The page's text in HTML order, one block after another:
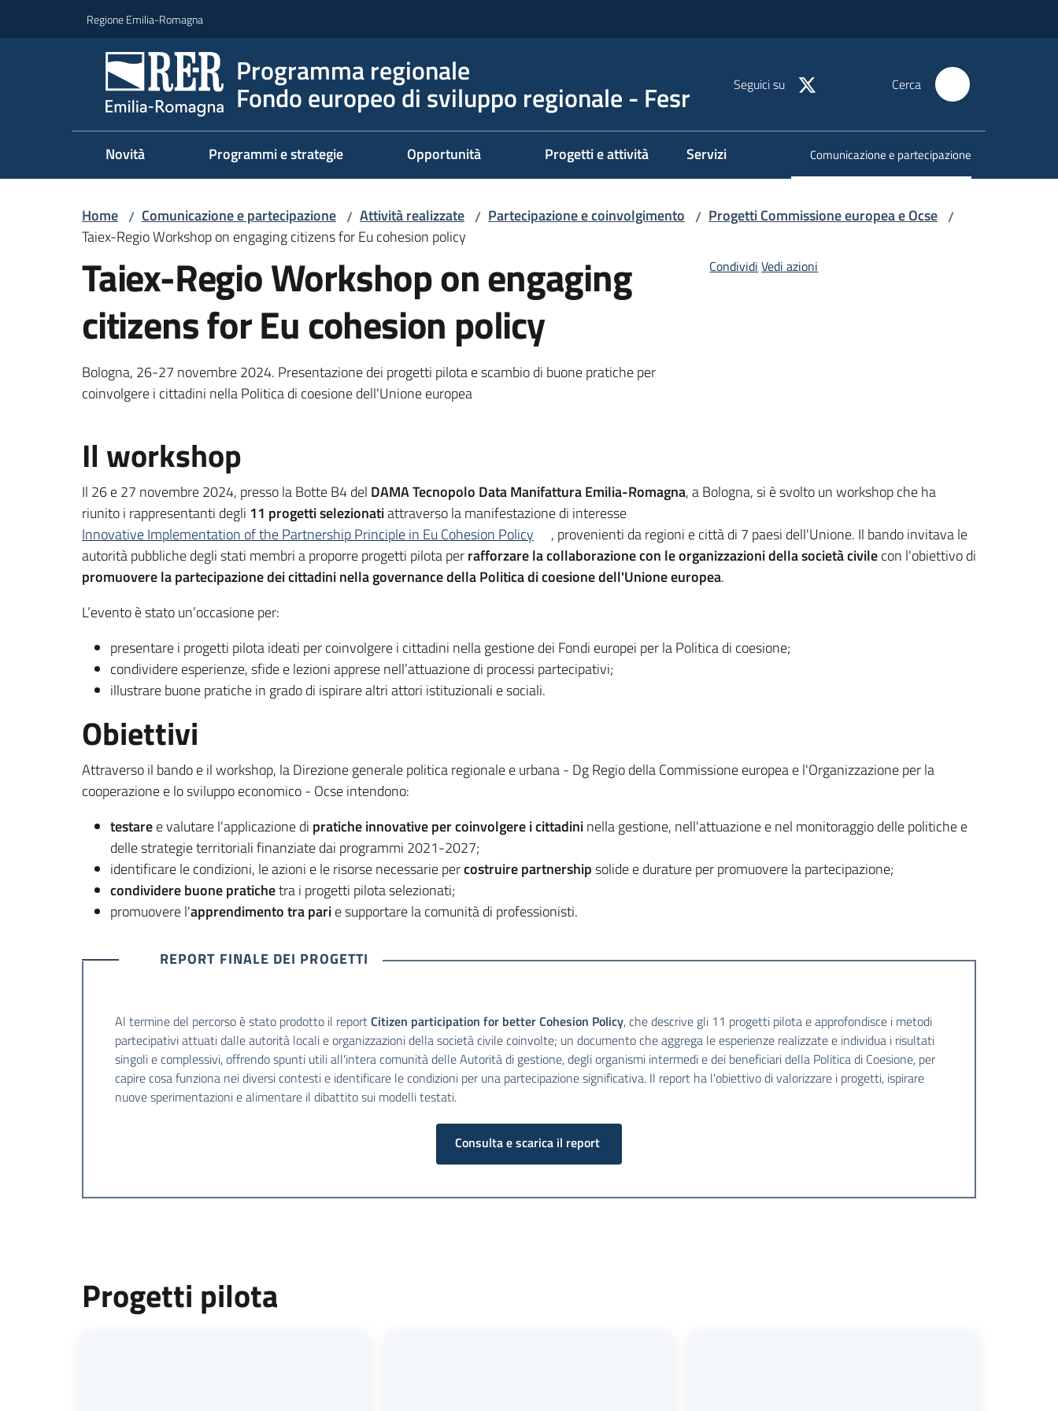
Regione Emilia-Romagna
Programma regionale
Fondo europeo di sviluppo regionale - Fesr Seguici su Cerca
Novità Programmi e strategie Opportunità Progetti e attività Servizi Comunicazione e partecipazione
Menu selezionato
Home / Comunicazione e partecipazione / Attività realizzate / Partecipazione e coinvolgimento / Progetti Commissione europea e Ocse /
Taiex-Regio Workshop on engaging citizens for Eu cohesion policy
Taiex-Regio Workshop on engaging
citizens for Eu cohesion policy
Bologna, 26-27 novembre 2024. Presentazione dei progetti pilota e scambio di buone pratiche per
coinvolgere i cittadini nella Politica di coesione dell'Unione europea
Condividi Vedi azioni
Il workshop
Il 26 e 27 novembre 2024, presso la Botte B4 del DAMA Tecnopolo Data Manifattura Emilia-Romagna, a Bologna, si è svolto un workshop che ha
riunito i rappresentanti degli 11 progetti selezionatiattraverso la manifestazione di interesse
Innovative Implementation of the Partnership Principle in Eu Cohesion Policy
, provenienti da regioni e città di 7 paesi dell'Unione. Il bando invitava le
autorità pubbliche degli stati membri a proporre progetti pilota perrafforzare la collaborazione con le organizzazioni della società civilecon l'obiettivo di
promuovere la partecipazione dei cittadini nella governance della Politica di coesione dell'Unione europea.
L’evento è stato un’occasione per:
presentare i progetti pilota ideati per coinvolgere i cittadini nella gestione dei Fondi europei per la Politica di coesione;
condividere esperienze, sfide e lezioni apprese nell’attuazione di processi partecipativi;
illustrare buone pratiche in grado di ispirare altri attori istituzionali e sociali.
Obiettivi
Attraverso il bando e il workshop, la Direzione generale politica regionale e urbana - Dg Regio della Commissione europea e l'Organizzazione per la
cooperazione e lo sviluppo economico - Ocse intendono:
testaree valutare l'applicazione di pratiche innovative per coinvolgere i cittadininella gestione, nell'attuazione e nel monitoraggio delle politiche e
delle strategie territoriali finanziate dai programmi 2021-2027;
identificare le condizioni, le azioni e le risorse necessarie percostruire partnershipsolide e durature per promuovere la partecipazione;
condividere buone pratichetra i progetti pilota selezionati;
promuovere l'apprendimento tra parie supportare la comunità di professionisti.
REPORT FINALE DEI PROGETTI
Al termine del percorso è stato prodotto il reportCitizen participation for better Cohesion Policy, che descrive gli 11 progetti pilota e approfondisce i metodi
partecipativi attuati dalle autorità locali e organizzazioni della società civile coinvolte; un documento che aggrega le esperienze realizzate e individua i risultati
singoli e complessivi, offrendo spunti utili all'intera comunità delle Autorità di gestione, degli organismi intermedi e dei beneficiari della Politica di Coesione, per
capire cosa funziona nei diversi contesti e identificare le condizioni per una partecipazione significativa. Il report ha l'obiettivo di valorizzare i progetti, ispirare
nuove sperimentazioni e alimentare il dibattito sui modelli testati.
Consulta e scarica il report
Progetti pilota